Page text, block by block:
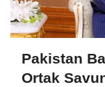
Pakistan
Ortak